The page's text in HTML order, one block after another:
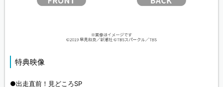
特典映像
●出走直前！見どころSP